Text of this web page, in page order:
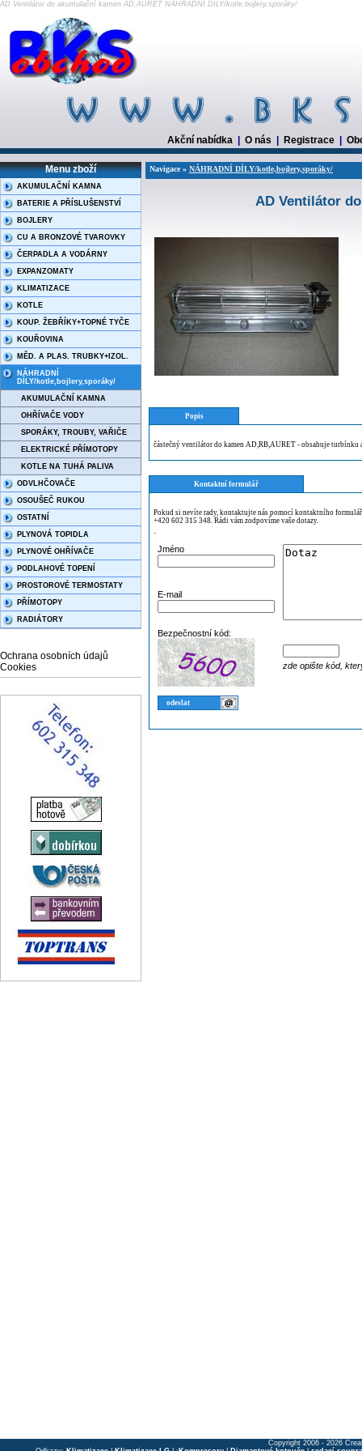
AD Ventilátor do akumulační kamen AD,AURET NÁHRADNÍ DÍLY/kotle,bojlery,sporáky/
Akční nabídka O nás Registrace
Menu zboží
AKUMULAČNÍ KAMNA
BATERIE A PŘÍSLUŠENSTVÍ
BOJLERY
CU A BRONZOVÉ TVAROVKY
ČERPADLA A VODÁRNY
EXPANZOMATY
KLIMATIZACE
KOTLE
KOUP. ŽEBŘÍKY+TOPNÉ TYČE
KOUŘOVINA
MĚD. A PLAS. TRUBKY+IZOL.
NÁHRADNÍ
DÍLY/kotle,bojlery,sporáky/
AKUMULAČNÍ KAMNA
OHŘÍVAČE VODY
SPORÁKY, TROUBY, VAŘIČE
ELEKTRICKÉ PŘÍMOTOPY
KOTLE NA TUHÁ PALIVA
ODVLHČOVAČE
OSOUŠEČ RUKOU
OSTATNÍ
PLYNOVÁ TOPIDLA
PLYNOVÉ OHŘÍVAČE
PODLAHOVÉ TOPENÍ
PROSTOROVÉ TERMOSTATY
PŘÍMOTOPY
RADIÁTORY
Ochrana osobních údajů
Cookies
Navigace » NÁHRADNÍ DÍLY/kotle,bojlery,sporáky/
AD Ventilátor
Popis
částečný ventilátor do kamen AD,RB,AURET - obsahuje turbínku
Kontaktní formulář
Pokud si nevíte rady, kontaktujte nás pomocí kontaktního
+420 602 315 348. Rádi vám zodpovíme vaše dotazy.
¨
Jméno
E-mail
Bezpečnostní kód:
zde opište kód,
Copyright 2006 - 2026